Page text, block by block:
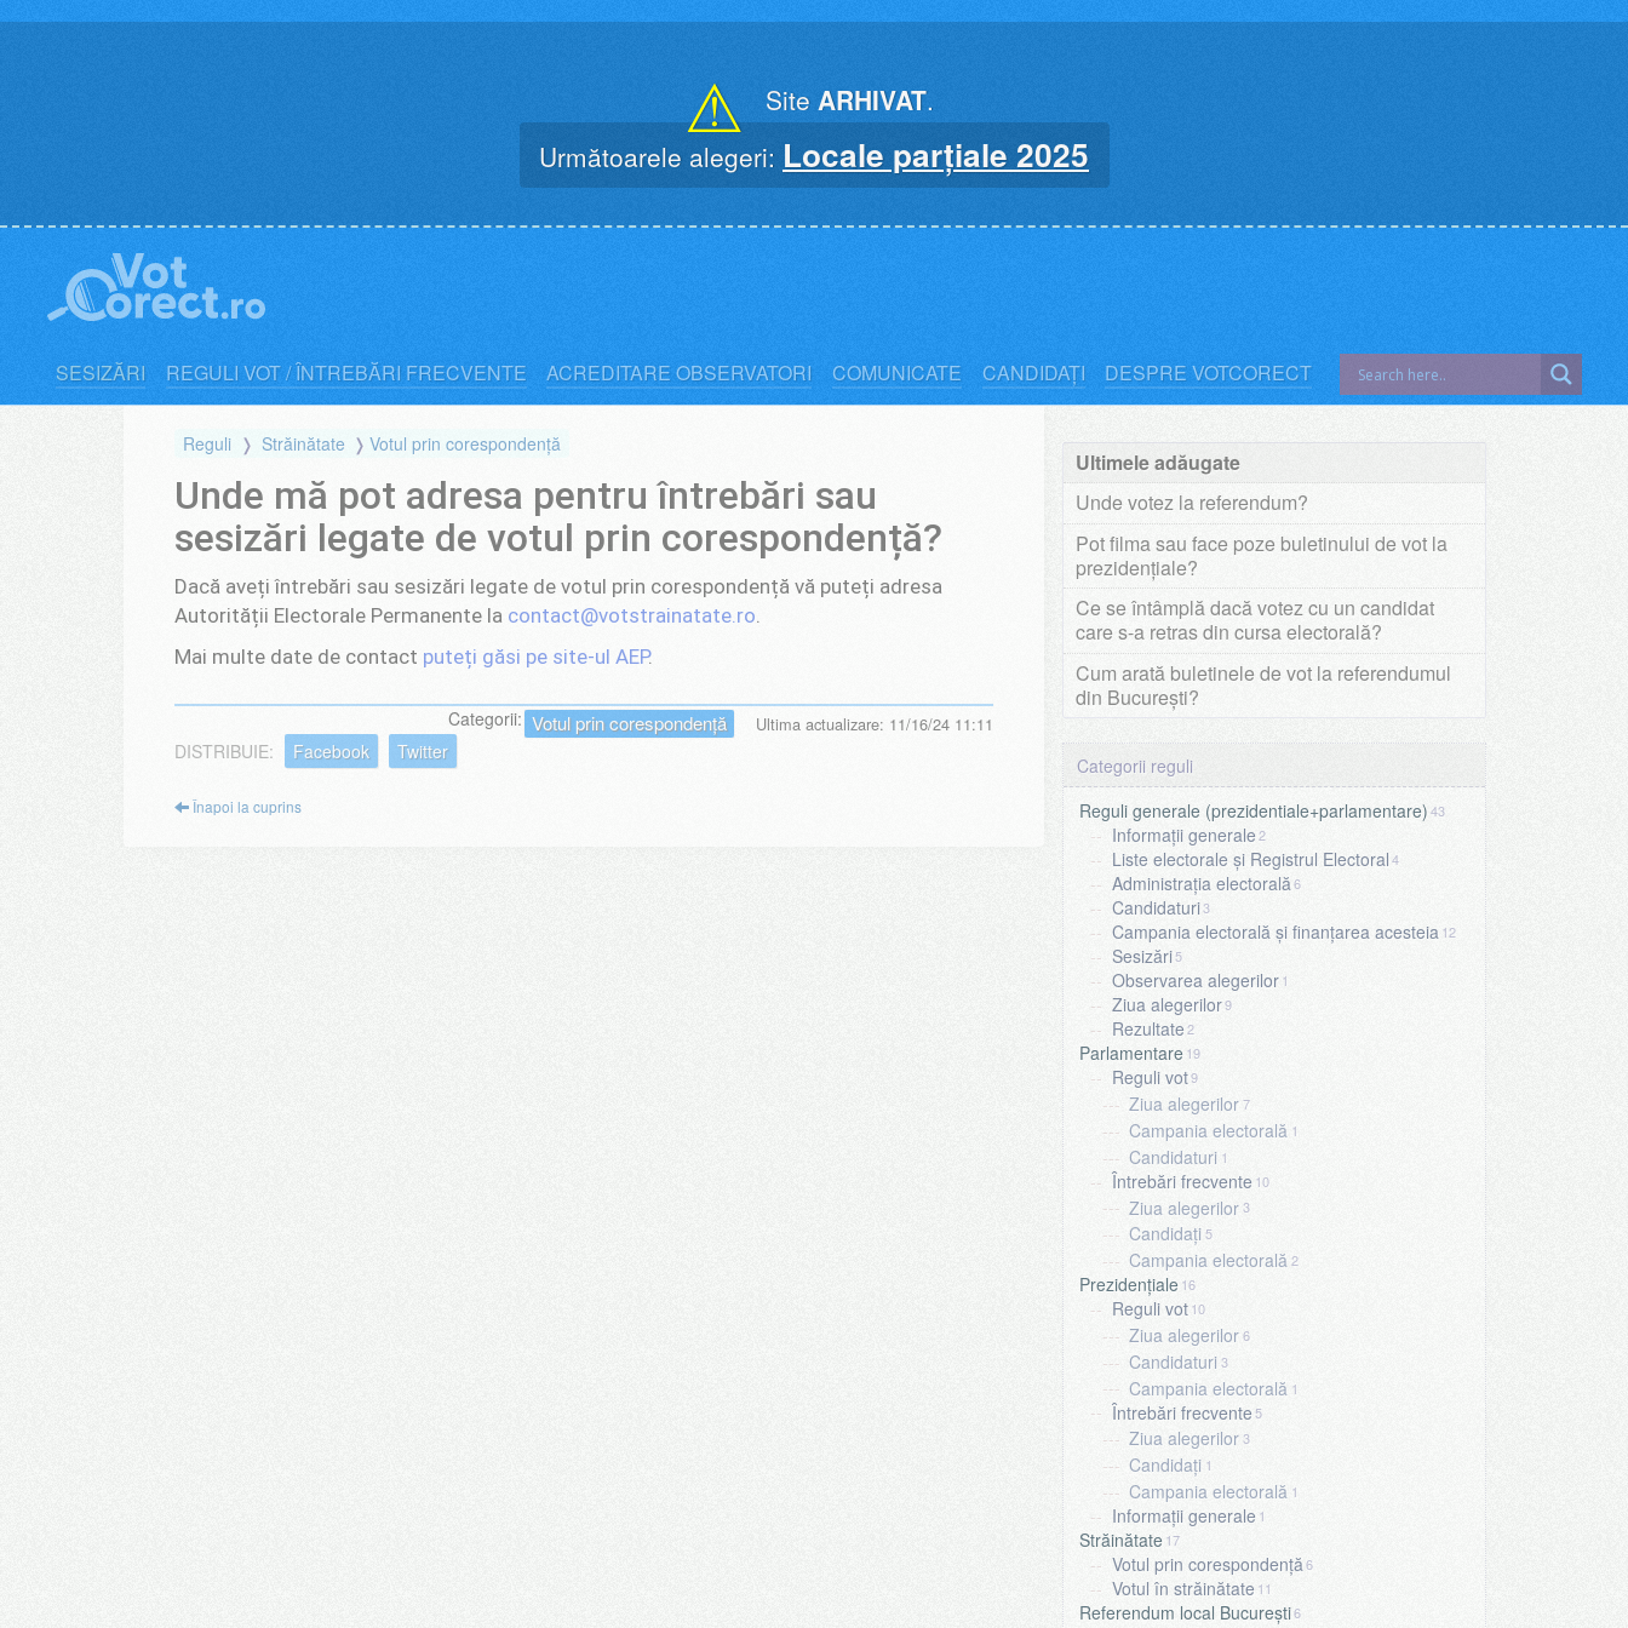
⚠ Site ARHIVAT.
Următoarele alegeri: Locale parțiale 2025
SESIZĂRI REGULI VOT / ÎNTREBĂRI FRECVENTE ACREDITARE OBSERVATORI COMUNICATE CANDIDAȚI DESPRE VOTCORECT
Reguli Străinătate Votul prin corespondență
Unde mă pot adresa pentru întrebări sau
sesizări legate de votul prin corespondență?
Dacă aveți întrebări sau sesizări legate de votul prin corespondență vă puteți adresa
Autorității Electorale Permanente la contact@votstrainatate.ro
Mai multe date de contact puteți găsi pe site-ul AEP.
Ultima actualizare: 11/16/24 11:11
Votul prin corespondență
Categorii:
DISTRIBUIE:
Facebook Twitter
Înapoi la cuprins
Ultimele adăugate
Unde votez la referendum?
Pot filma sau face poze buletinului de vot la
prezidențiale?
Ce se întâmplă dacă votez cu un candidat
care s-a retras din cursa electorală?
Cum arată buletinele de vot la referendumul
din București?
Reguli generale (prezidentiale+parlamentare) 43
Informații generale 2
Liste electorale și Registrul Electoral4
Administrația electorală6
Candidaturi3
Campania electorală și finanțarea acesteia 12
Sesizări 5
Observarea alegerilor 1
Ziua alegerilor9
Rezultate2
Parlamentare 19
Reguli vot9
Ziua alegerilor7
Campania electorală 1
Candidaturi 1
Întrebări frecvente 10
Ziua alegerilor3
Candidați5
Campania electorală 2
Prezidențiale16
Reguli vot 10
Ziua alegerilor6
Candidaturi3
Campania electorală 1
Întrebări frecvente5
Ziua alegerilor 3
Candidați 1
Campania electorală 1
Informații generale 1
Străinătate 17
Votul prin corespondență6
Votul în străinătate 11
Referendum local București6